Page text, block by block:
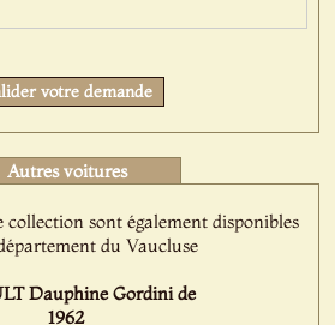
votre demande
Autres voitures
collection sont également disponibles
du Vaucluse
Dauphine Gordini de
1962